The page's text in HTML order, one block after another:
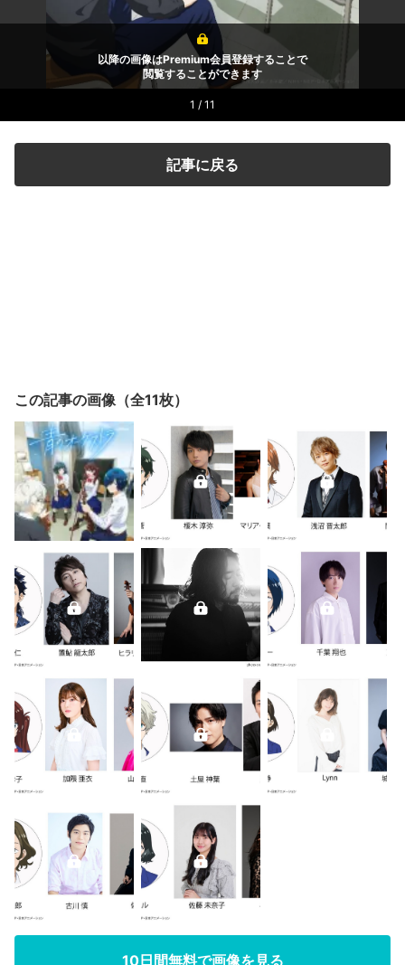
以降の画像はPremium会員登録することで
閲覧することができます
1 / 11
記事に戻る
この記事の画像（全11枚）
10日間無料で画像を見る